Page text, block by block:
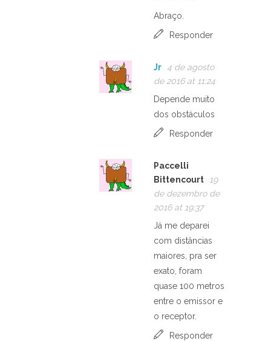
Abraço.
Responder
Jr
4 de agosto
de 2016 at 11:24
Depende muito
dos obstáculos
Responder
Paccelli
Bittencourt
19
de dezembro de
2016 at 19:37
Já me deparei
com distâncias
maiores, pra ser
exato, foram
quase 100 metros
entre o emissor e
o receptor.
Responder